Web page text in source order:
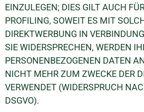
EINZULEGEN; DIES GILT AUCH
PROFILING, SOWEIT ES MIT
DIREKTWERBUNG IN
SIE WIDERSPRECHEN, WERDEN
PERSONENBEZOGENEN DATEN
NICHT MEHR ZUM ZWECKE DER
VERWENDET (WIDERSPRUCH
DSGVO).